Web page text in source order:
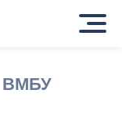
ВМБУ